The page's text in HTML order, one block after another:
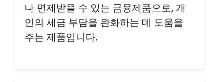
나 면제받을 수 있는 금융제품으로, 개
인의 세금 부담을 완화하는 데 도움을
주는 제품입니다.